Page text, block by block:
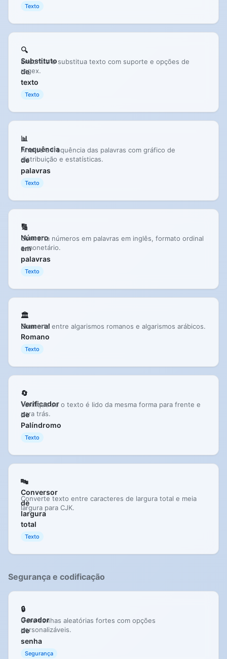
Texto
🔍
Substituto
de
texto
Encontre e substitua texto com suporte e opções de
regex.
Texto
📊
Frequência
de
palavras
Analise a frequência das palavras com gráfico de
distribuição e estatísticas.
Texto
🔢
Número
em
palavras
Converta números em palavras em inglês, formato ordinal
e monetário.
Texto
🏛️
Numeral
Romano
Converta entre algarismos romanos e algarismos arábicos.
Texto
🔄
Verificador
de
Palíndromo
Verifique se o texto é lido da mesma forma para frente e
para trás.
Texto
🔤
Conversor
de
largura
total
Converte texto entre caracteres de largura total e meia
largura para CJK.
Texto
Segurança e codificação
🔒
Gerador
de
senha
Gere senhas aleatórias fortes com opções
personalizáveis.
Segurança